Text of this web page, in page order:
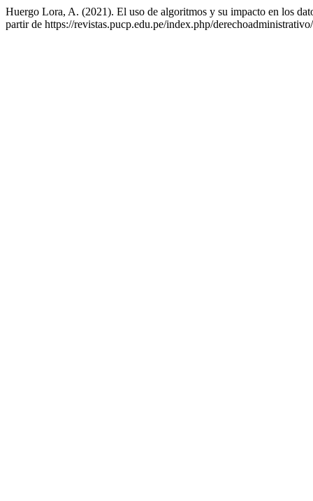
Huergo Lora, A. (2021). El uso de algoritmos y su impacto en los
partir de https://revistas.pucp.edu.pe/index.php/